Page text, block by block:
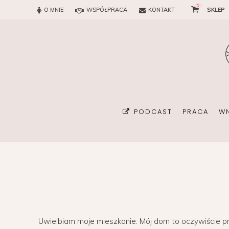
O MNIE WSPÓŁPRACA KONTAKT
1
SKLEP
PODCAST PRACA
Uwielbiam moje mieszkanie. Mój dom to oczywiście